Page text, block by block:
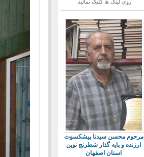
روی لینک ها کلیک نمائید.
مرحوم محسن سیدنا پیشکسوت
ارزنده و پایه گذار شطرنج نوین
استان اصفهان